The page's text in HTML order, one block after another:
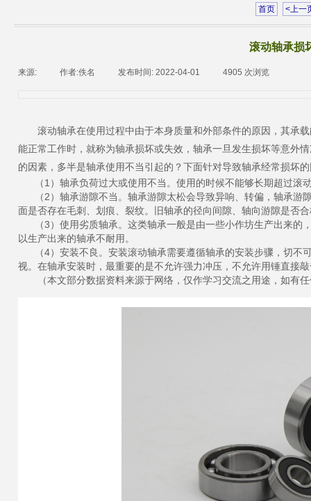
首页 <上一
滚动轴承损
来源: 作者:佚名 发布时间: 2022-04-01 4905 次浏览
滚动轴承在使用过程中由于本身质量和外部条件的原因，其承载
能正常工作时，就称为轴承损坏或失效，轴承一旦发生损坏等意外
的因素，多半是轴承使用不当引起的？下面针对导致轴承经常损坏
（1）轴承负荷过大或使用不当。使用的时候不能够长期超过滚
（2）轴承游隙不当。轴承游隙太松会导致异响、转偏，轴承游
面是否存在毛刺、划痕、裂纹。旧轴承的径向间隙、轴向游隙是否
（3）使用劣质轴承。这类轴承一般是由一些小作坊生产出来的
以生产出来的轴承不耐用。
（4）安装不良。安装滚动轴承需要遵循轴承的安装步骤，切不
视。在轴承安装时，最重要的是不允许强力冲压，不允许用锤直接
（本文部分数据资料来源于网络，仅作学习交流之用途，如有任